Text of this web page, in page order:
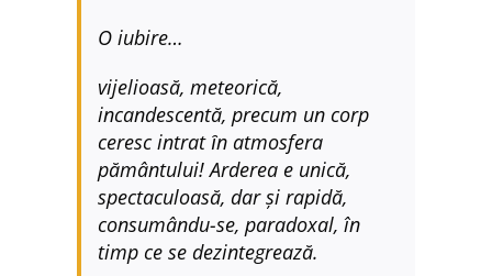
O iubire…
vijelioasă, meteorică,
incandescentă, precum un corp
ceresc intratȋn atmosfera
pământului! Arderea e unică,
spectaculoasă, dar și rapidă,
consumându-se, paradoxal, în
timp ce se dezintegrează.